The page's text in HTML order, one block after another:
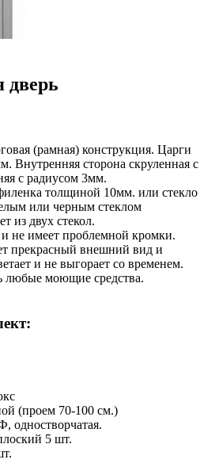
(рамная) конструкция. Царги
Внутренняя сторона скруленная с
с радиусом 3мм.
толщиной 10мм. или стекло
или черным стеклом
из двух стекол.
не имеет проблемной кромки.
прекрасный внешний вид и
и не выгорает со временем.
любые моющие средства.
(проем 70-100 см.)
одностворчатая.
5 шт.